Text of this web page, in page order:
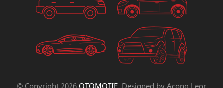
PAUGEOT PETA
PORUM
PROTON RANGE ROVER
RECK STERING REK ELETRICK
© Copyright 2026 OTOMOTIF. Designed by Acong Leor